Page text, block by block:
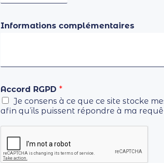
Informations complémentaires
Accord RGPD*
Je consens à ce que ce site stocke
afin qu’ils puissent répondre à ma